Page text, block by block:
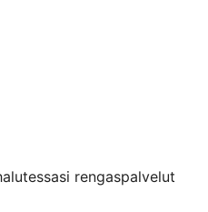
rengaspalvelut